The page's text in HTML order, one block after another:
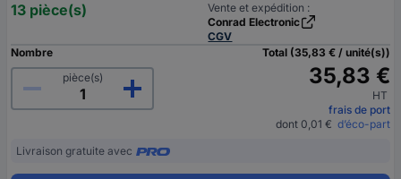
13 pièce(s)
Vente et expédition :
Conrad Electronic
CGV
Nombre
pièce(s)
Total (35,83 € / unité(s))
35,83 €
HT
frais de port
dont 0,01 € d’éco-part
Livraison gratuite avec